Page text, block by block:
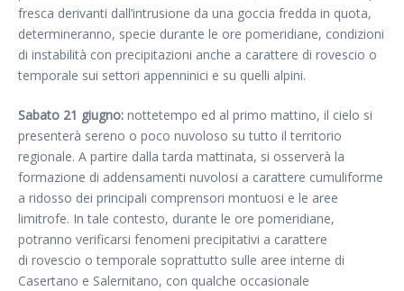
fresca derivanti dall’intrusione da una goccia fredda in quota,
determineranno, specie durante le ore pomeridiane, condizioni
di instabilità con precipitazioni anche a carattere di rovescio o
temporale sui settori appenninici e su quelli alpini.
Sabato 21 giugno: nottetempo ed al primo mattino, il cielo si
presenterà sereno o poco nuvoloso su tutto il territorio
regionale. A partire dalla tarda mattinata, si osserverà la
formazione di addensamenti nuvolosi a carattere cumuliforme
a ridosso dei principali comprensori montuosi e le aree
limitrofe. In tale contesto, durante le ore pomeridiane,
potranno verificarsi fenomeni precipitativi a carattere
di rovescio o temporale soprattutto sulle aree interne di
Casertano e Salernitano, con qualche occasionale